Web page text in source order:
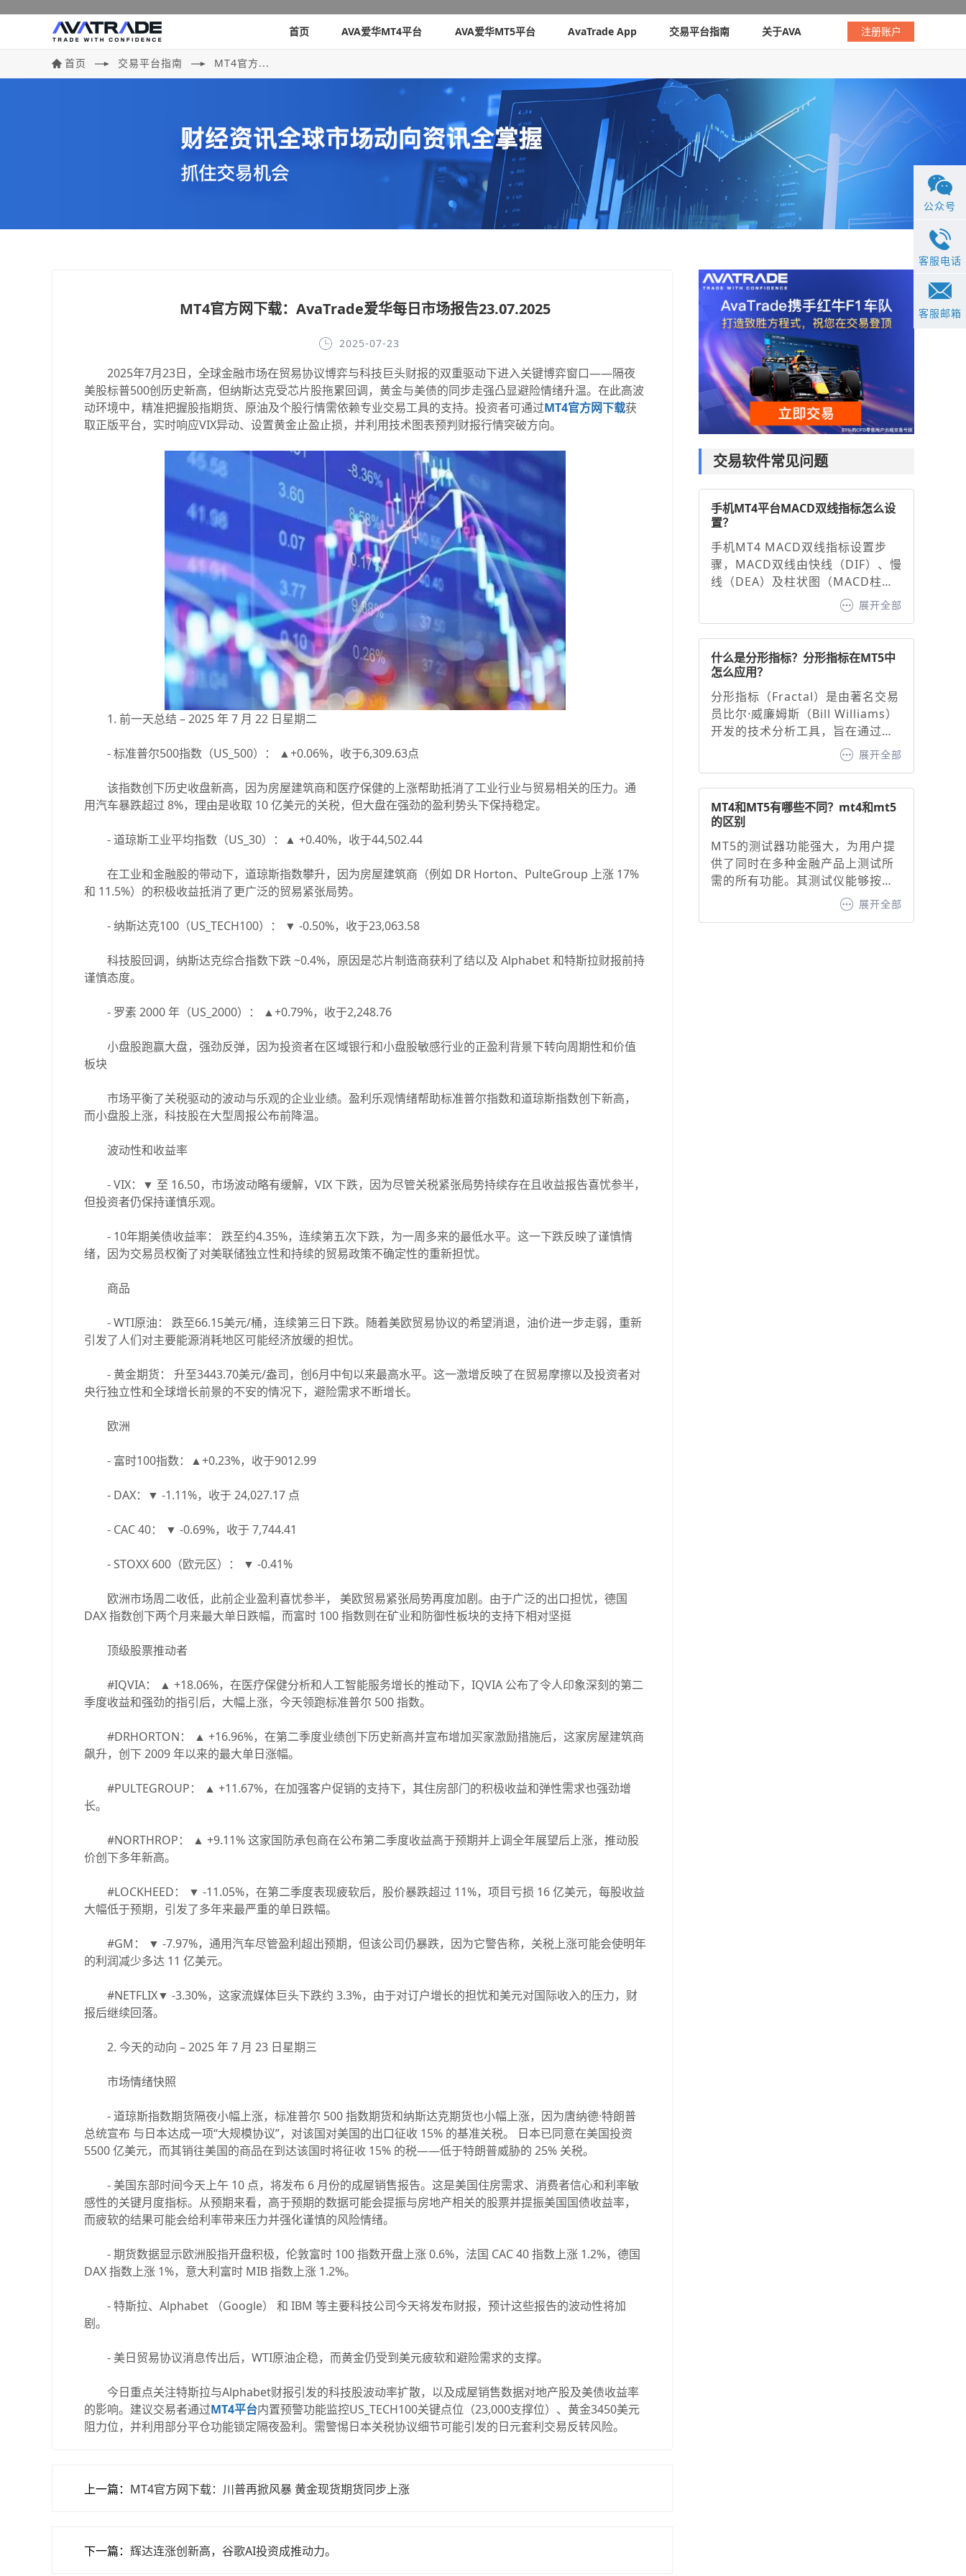
首页 AVA爱华MT4平台 AVA爱华MT5平台 AvaTrade App 交易平台指南 关于AVA 注册账户
首页 交易平台指南 MT4官方...
MT4官方网下载：AvaTrade爱华每日市场报告23.07.2025
2025-07-23
2025年7月23日，全球金融市场在贸易协议博弈与科技巨头财报的双重驱动下进入关键博弈窗口——隔夜
美股标普500创历史新高，但纳斯达克受芯片股拖累回调，黄金与美债的同步走强凸显避险情绪升温。在此高波
动环境中，精准把握股指期货、原油及个股行情需依赖专业交易工具的支持。投资者可通过MT4官方网下载获
取正版平台，实时响应VIX异动、设置黄金止盈止损，并利用技术图表预判财报行情突破方向。
1. 前一天总结 – 2025 年 7 月 22 日星期二
- 标准普尔500指数（US_500）： ▲+0.06%，收于6,309.63点
该指数创下历史收盘新高，因为房屋建筑商和医疗保健的上涨帮助抵消了工业行业与贸易相关的压力。通
用汽车暴跌超过 8%，理由是收取 10 亿美元的关税，但大盘在强劲的盈利势头下保持稳定。
- 道琼斯工业平均指数（US_30）：▲ +0.40%，收于44,502.44
在工业和金融股的带动下，道琼斯指数攀升，因为房屋建筑商（例如 DR Horton、PulteGroup 上涨 17%
和 11.5%）的积极收益抵消了更广泛的贸易紧张局势。
- 纳斯达克100（US_TECH100）： ▼ -0.50%，收于23,063.58
科技股回调，纳斯达克综合指数下跌 ~0.4%，原因是芯片制造商获利了结以及 Alphabet 和特斯拉财报前持
谨慎态度。
- 罗素 2000 年（US_2000）： ▲+0.79%，收于2,248.76
小盘股跑赢大盘，强劲反弹，因为投资者在区域银行和小盘股敏感行业的正盈利背景下转向周期性和价值
板块
市场平衡了关税驱动的波动与乐观的企业业绩。盈利乐观情绪帮助标准普尔指数和道琼斯指数创下新高，
而小盘股上涨，科技股在大型周报公布前降温。
波动性和收益率
- VIX：▼ 至 16.50，市场波动略有缓解，VIX 下跌，因为尽管关税紧张局势持续存在且收益报告喜忧参半，
但投资者仍保持谨慎乐观。
- 10年期美债收益率： 跌至约4.35%，连续第五次下跌，为一周多来的最低水平。这一下跌反映了谨慎情
绪，因为交易员权衡了对美联储独立性和持续的贸易政策不确定性的重新担忧。
商品
- WTI原油： 跌至66.15美元/桶，连续第三日下跌。随着美欧贸易协议的希望消退，油价进一步走弱，重新
引发了人们对主要能源消耗地区可能经济放缓的担忧。
- 黄金期货： 升至3443.70美元/盎司，创6月中旬以来最高水平。这一激增反映了在贸易摩擦以及投资者对
央行独立性和全球增长前景的不安的情况下，避险需求不断增长。
欧洲
- 富时100指数：▲+0.23%，收于9012.99
- DAX：▼ -1.11%，收于 24,027.17 点
- CAC 40： ▼ -0.69%，收于 7,744.41
- STOXX 600（欧元区）： ▼ -0.41%
欧洲市场周二收低，此前企业盈利喜忧参半， 美欧贸易紧张局势再度加剧。由于广泛的出口担忧，德国
DAX 指数创下两个月来最大单日跌幅，而富时 100 指数则在矿业和防御性板块的支持下相对坚挺
顶级股票推动者
#IQVIA： ▲ +18.06%，在医疗保健分析和人工智能服务增长的推动下，IQVIA 公布了令人印象深刻的第二
季度收益和强劲的指引后，大幅上涨，今天领跑标准普尔 500 指数。
#DRHORTON： ▲ +16.96%，在第二季度业绩创下历史新高并宣布增加买家激励措施后，这家房屋建筑商
飙升，创下 2009 年以来的最大单日涨幅。
#PULTEGROUP： ▲ +11.67%，在加强客户促销的支持下，其住房部门的积极收益和弹性需求也强劲增
长。
#NORTHROP： ▲ +9.11% 这家国防承包商在公布第二季度收益高于预期并上调全年展望后上涨，推动股
价创下多年新高。
#LOCKHEED： ▼ -11.05%，在第二季度表现疲软后，股价暴跌超过 11%，项目亏损 16 亿美元，每股收益
大幅低于预期，引发了多年来最严重的单日跌幅。
#GM： ▼ -7.97%，通用汽车尽管盈利超出预期，但该公司仍暴跌，因为它警告称，关税上涨可能会使明年
的利润减少多达 11 亿美元。
#NETFLIX▼ -3.30%，这家流媒体巨头下跌约 3.3%，由于对订户增长的担忧和美元对国际收入的压力，财
报后继续回落。
2. 今天的动向 – 2025 年 7 月 23 日星期三
市场情绪快照
- 道琼斯指数期货隔夜小幅上涨，标准普尔 500 指数期货和纳斯达克期货也小幅上涨，因为唐纳德·特朗普
总统宣布 与日本达成一项“大规模协议”，对该国对美国的出口征收 15% 的基准关税。 日本已同意在美国投资
5500 亿美元，而其销往美国的商品在到达该国时将征收 15% 的税——低于特朗普威胁的 25% 关税。
- 美国东部时间今天上午 10 点，将发布 6 月份的成屋销售报告。这是美国住房需求、消费者信心和利率敏
感性的关键月度指标。从预期来看，高于预期的数据可能会提振与房地产相关的股票并提振美国国债收益率，
而疲软的结果可能会给利率带来压力并强化谨慎的风险情绪。
- 期货数据显示欧洲股指开盘积极，伦敦富时 100 指数开盘上涨 0.6%，法国 CAC 40 指数上涨 1.2%，德国
DAX 指数上涨 1%，意大利富时 MIB 指数上涨 1.2%。
- 特斯拉、Alphabet （Google） 和 IBM 等主要科技公司今天将发布财报，预计这些报告的波动性将加
剧。
- 美日贸易协议消息传出后，WTI原油企稳，而黄金仍受到美元疲软和避险需求的支撑。
今日重点关注特斯拉与Alphabet财报引发的科技股波动率扩散，以及成屋销售数据对地产股及美债收益率
的影响。建议交易者通过MT4平台内置预警功能监控US_TECH100关键点位（23,000支撑位）、黄金3450美元
阻力位，并利用部分平仓功能锁定隔夜盈利。需警惕日本关税协议细节可能引发的日元套利交易反转风险。
上一篇： MT4官方网下载：川普再掀风暴 黄金现货期货同步上涨
下一篇： 辉达连涨创新高，谷歌AI投资成推动力。
交易软件常见问题
手机MT4平台MACD双线指标怎么设
置？
手机MT4 MACD双线指标设置步
骤，MACD双线由快线（DIF）、慢
线（DEA）及柱状图（MACD柱）
组成，通过调整参数可优化信号灵
敏度：1. 打开图表并添加指标：在
击底部“指标”按钮，搜索并添加
“MACD”。2. 基础参数设置，默认
（26周期EMA）、信号线（9周期
EMA）。调整建议：快线与慢线：
缩短周期（如10/20）可增强灵敏
度，延长周期（如20/50）可过滤
噪音。信号线：通常固定为9周期
EMA，用于确认买卖信号。
展开全部
什么是分形指标？分形指标在MT5中
怎么应用？
分形指标（Fractal）是由著名交易
员比尔·威廉姆斯（Bill Williams）
开发的技术分析工具，旨在通过识
别价格图表中的特定形态，预测潜
在的价格走势并生成看涨或看跌信
自相似性原则，通过识别价格的高
点或低点形成的分形形态，帮助交
分形指标作为MT5交易平台内置的
经典工具，为交易者提供了直观的
价格转折点识别方法。
展开全部
MT4和MT5有哪些不同？mt4和mt5
的区别
MT5的测试器功能强大，为用户提
供了同时在多种金融产品上测试所
需的所有功能。其测试仪能够按时
间自动同步报价，进而为用户呈现
出时间尺度上清晰同步的盈利能力
展开全部
公众号
客服电话
客服邮箱